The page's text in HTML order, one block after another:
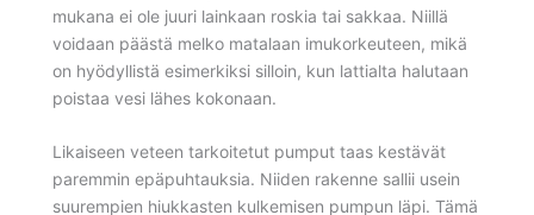
mukana ei ole juuri lainkaan roskia tai sakkaa. Niillä
voidaan päästä melko matalaan imukorkeuteen, mikä
on hyödyllistä esimerkiksi silloin, kun lattialta halutaan
poistaa vesi lähes kokonaan.
Likaiseen veteen tarkoitetut pumput taas kestävät
paremmin epäpuhtauksia. Niiden rakenne sallii usein
suurempien hiukkasten kulkemisen pumpun läpi. Tämä